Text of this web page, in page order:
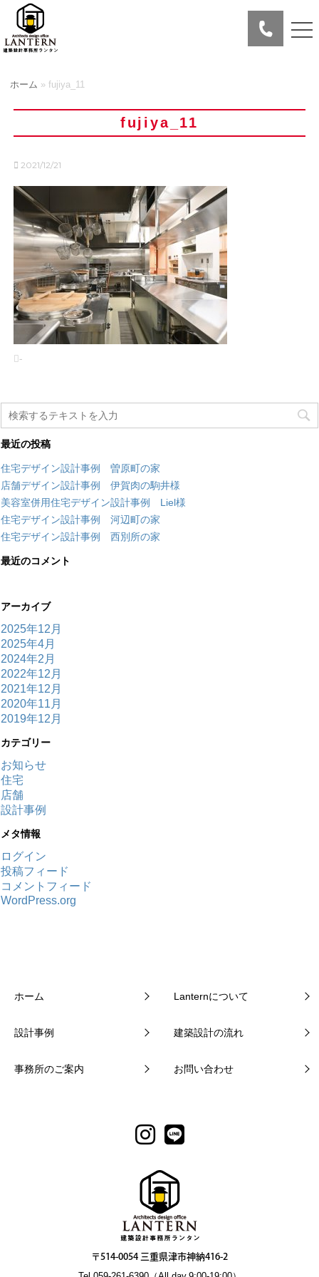
ホーム » fujiya_11
fujiya_11
2021/12/21
-
最近の投稿
住宅デザイン設計事例 曽原町の家
店舗デザイン設計事例 伊賀肉の駒井様
美容室併用住宅デザイン設計事例 Liel様
住宅デザイン設計事例 河辺町の家
住宅デザイン設計事例 西別所の家
最近のコメント
アーカイブ
2025年12月
2025年4月
2024年2月
2022年12月
2021年12月
2020年11月
2019年12月
カテゴリー
お知らせ
住宅
店舗
設計事例
メタ情報
ログイン
投稿フィード
コメントフィード
WordPress.org
ホーム Lanternについて
設計事例 建築設計の流れ
事務所のご案内 お問い合わせ
〒514-0054 三重県津市神納416-2